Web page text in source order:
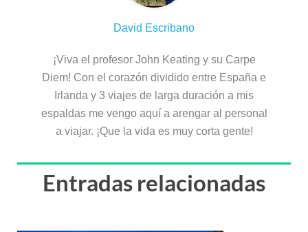
David Escribano
¡Viva el profesor John Keating y su Carpe
Diem! Con el corazón dividido entre España e
Irlanda y 3 viajes de larga duración a mis
espaldas me vengo aquí a arengar al personal
a viajar. ¡Que la vida es muy corta gente!
Entradas relacionadas